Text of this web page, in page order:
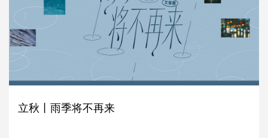
立秋丨雨季将不再来